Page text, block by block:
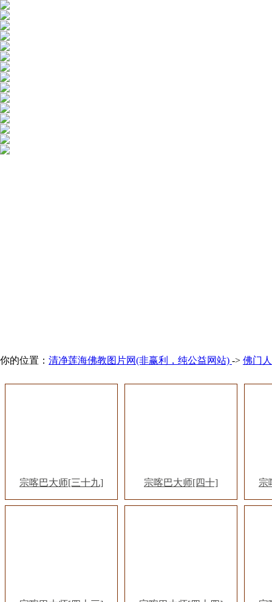
你的位置： 清净莲海佛教图片网(非赢利，纯公益网站) -> 佛门
宗喀巴大师[三十九] 宗喀巴大师[四十] 宗